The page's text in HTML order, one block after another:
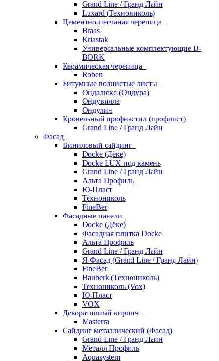
Grand Line / Гранд Лайн
Luxard (Технониколь)
Цементно-песчаная черепица
Braas
Kriastak
Универсальные комплектующие D-
BORK
Керамическая черепица
Roben
Битумные волнистые листы
Ондалюкс (Ондура)
Ондувилла
Ондулин
Кровельный профнастил (профлист)
Grand Line / Гранд Лайн
Фасад
Виниловый сайдинг
Docke (Дёке)
Docke LUX под камень
Grand Line / Гранд Лайн
Альта Профиль
Ю-Пласт
Технониколь
FineBer
Фасадные панели
Docke (Дёке)
Фасадная плитка Docke
Альта Профиль
Grand Line / Гранд Лайн
Я-Фасад (Grand Line / Гранд Лайн)
FineBer
Hauberk (Технониколь)
Технониколь (Vox)
Ю-Пласт
VOX
Декоративный кирпич
Masterra
Сайдинг металлический (Фасад)
Grand Line / Гранд Лайн
Металл Профиль
Aquasystem